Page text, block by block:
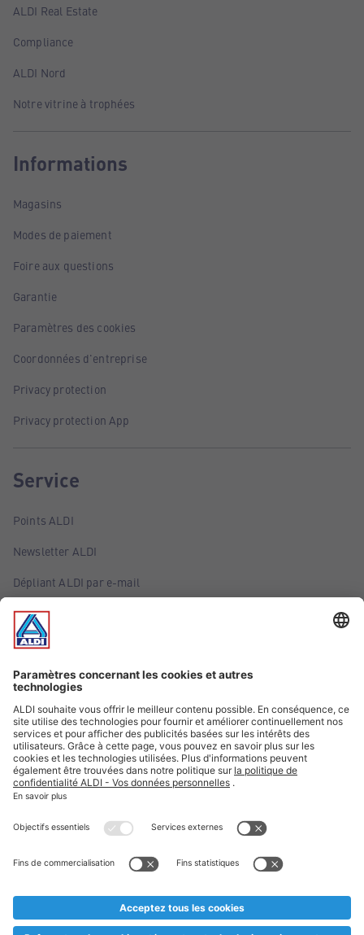
ALDI Real Estate
Compliance
ALDI Nord
Notre vitrine à trophées
Informations
Magasins
Modes de paiement
Foire aux questions
Garantie
Paramètres des cookies
Coordonnées d'entreprise
Privacy protection
Privacy protection App
Service
Points ALDI
Newsletter ALDI
Dépliant ALDI par e-mail
Offres
Infos essentielles
Suivez ALDI Belgique
Textes marqués d'un astérisque et mentions légales
* Nous vendons ces articles temporairement et jusqu'à
au cas où, malgré le planning bien étudié, nous serions
prématurément en rupture de stock. Prix Recupel et TVA incl.
** Sur ce site, l’utilisation de la forme masculine a été adoptée